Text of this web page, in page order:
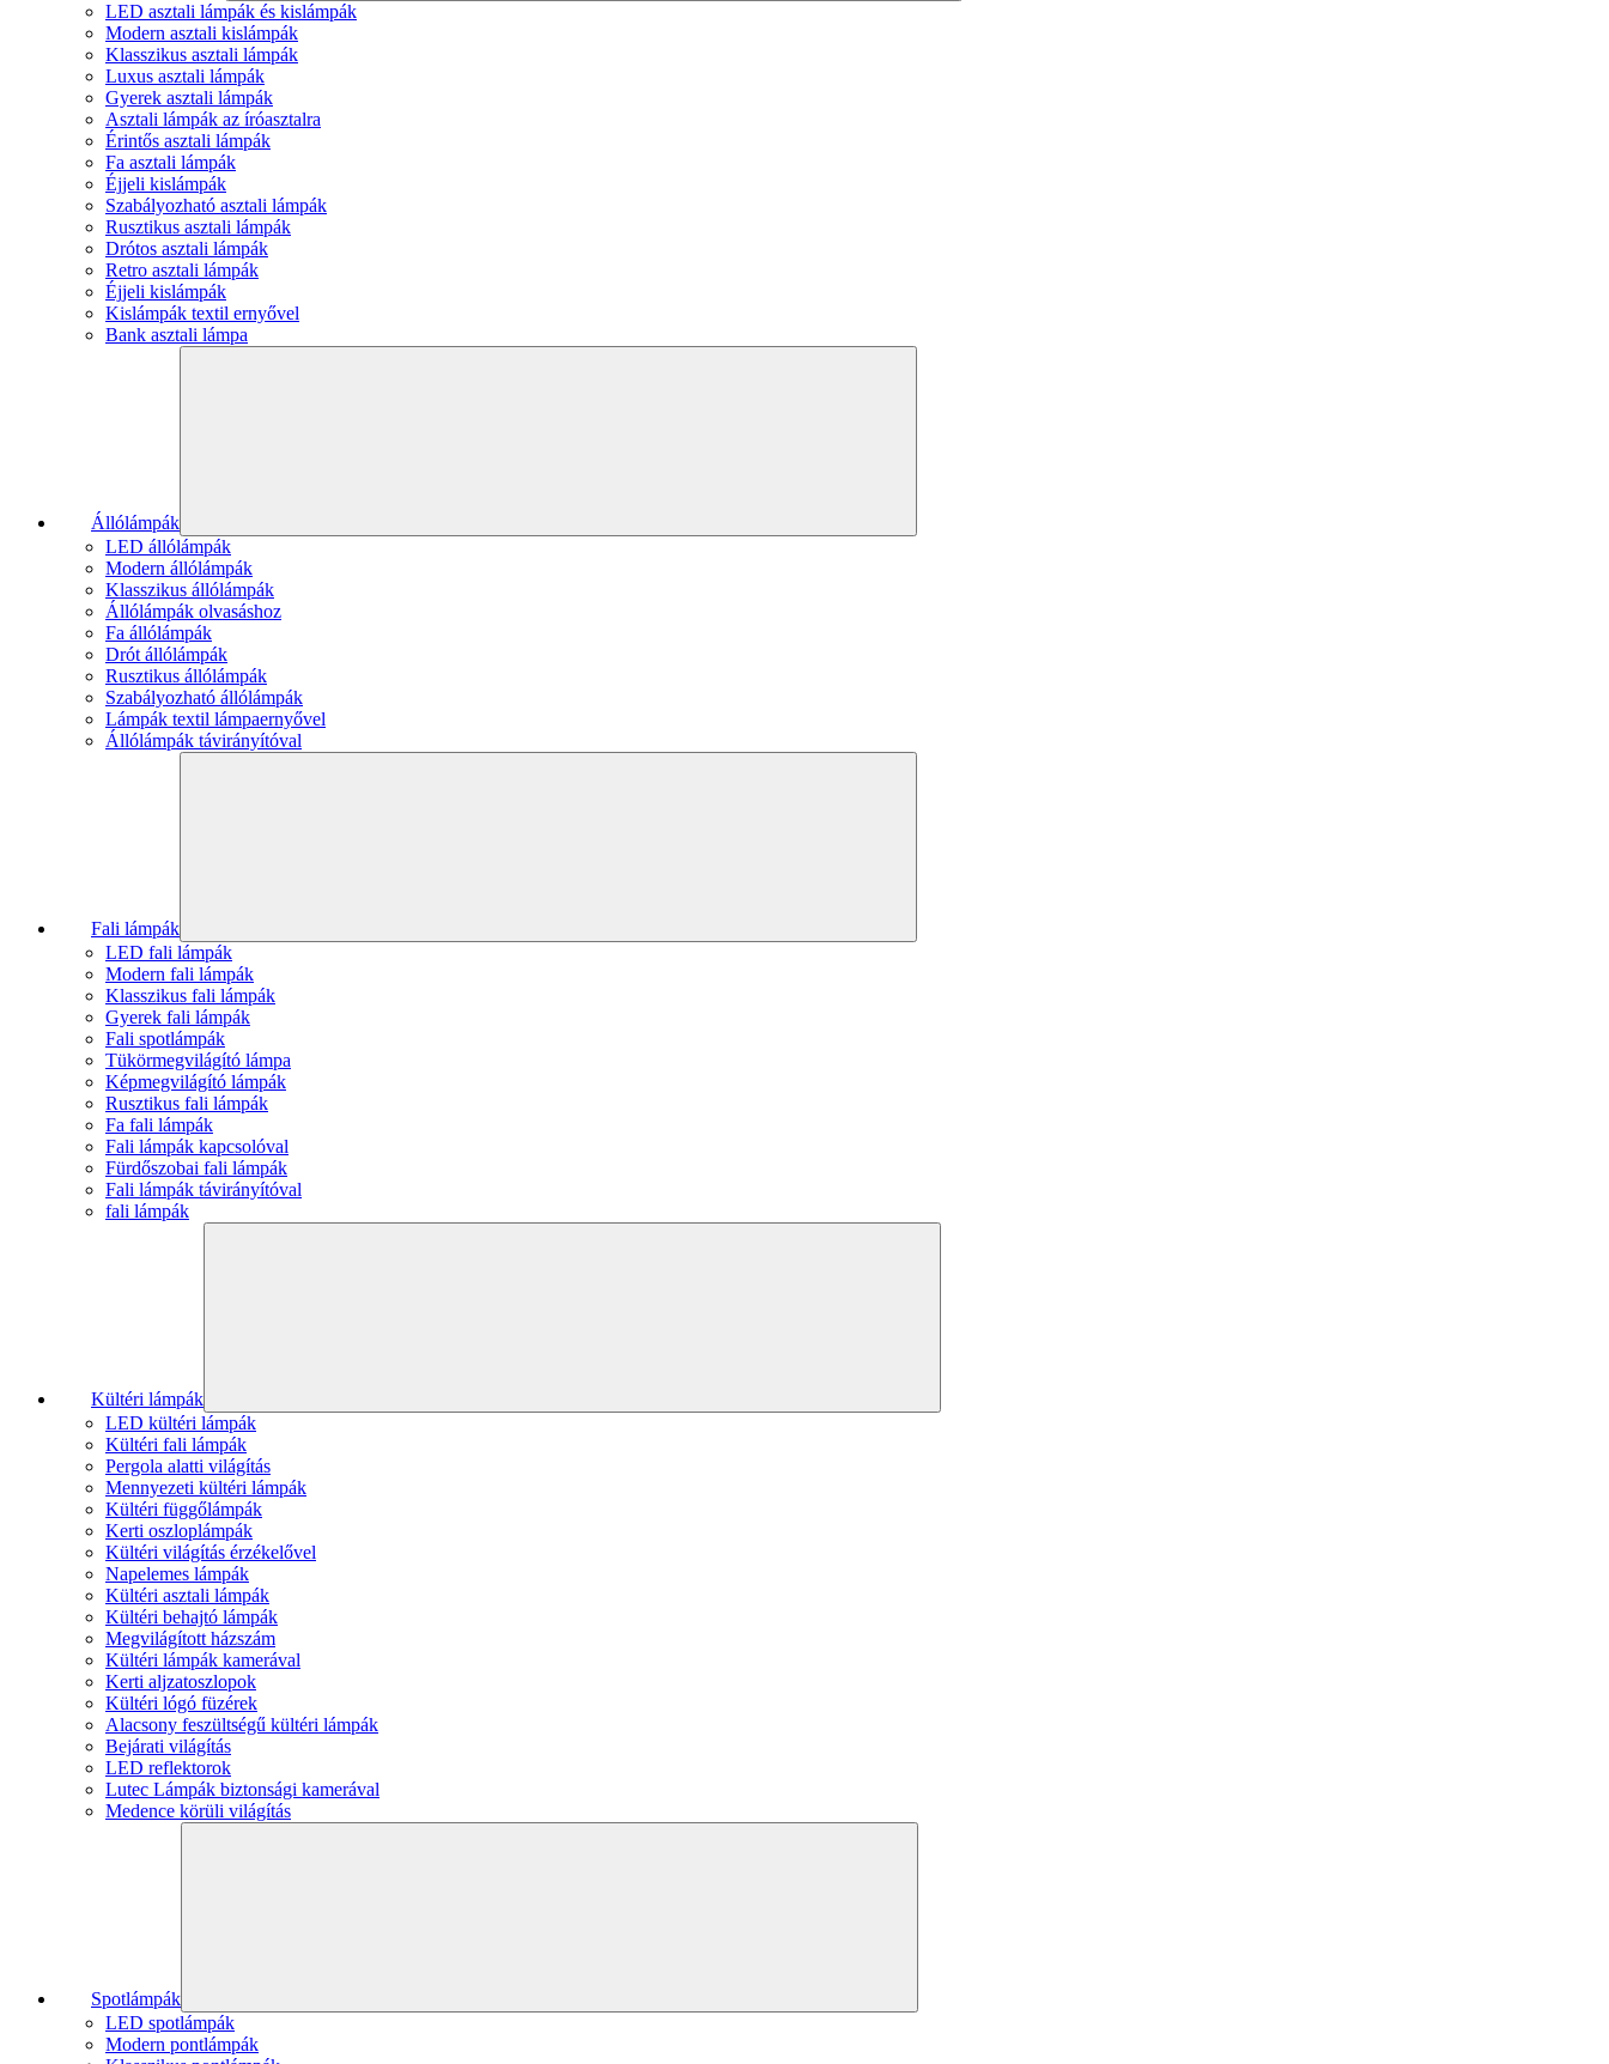
LED asztali lámpák és kislámpák
Modern asztali kislámpák
Klasszikus asztali lámpák
Luxus asztali lámpák
Gyerek asztali lámpák
Asztali lámpák az íróasztalra
Érintős asztali lámpák
Fa asztali lámpák
Éjjeli kislámpák
Szabályozható asztali lámpák
Rusztikus asztali lámpák
Drótos asztali lámpák
Retro asztali lámpák
Éjjeli kislámpák
Kislámpák textil ernyővel
Bank asztali lámpa
Állólámpák
LED állólámpák
Modern állólámpák
Klasszikus állólámpák
Állólámpák olvasáshoz
Fa állólámpák
Drót állólámpák
Rusztikus állólámpák
Szabályozható állólámpák
Lámpák textil lámpaernyővel
Állólámpák távirányítóval
Fali lámpák
LED fali lámpák
Modern fali lámpák
Klasszikus fali lámpák
Gyerek fali lámpák
Fali spotlámpák
Tükörmegvilágító lámpa
Képmegvilágító lámpák
Rusztikus fali lámpák
Fa fali lámpák
Fali lámpák kapcsolóval
Fürdőszobai fali lámpák
Fali lámpák távirányítóval
fali lámpák
Kültéri lámpák
LED kültéri lámpák
Kültéri fali lámpák
Pergola alatti világítás
Mennyezeti kültéri lámpák
Kültéri függőlámpák
Kerti oszloplámpák
Kültéri világítás érzékelővel
Napelemes lámpák
Kültéri asztali lámpák
Kültéri behajtó lámpák
Megvilágított házszám
Kültéri lámpák kamerával
Kerti aljzatoszlopok
Kültéri lógó füzérek
Alacsony feszültségű kültéri lámpák
Bejárati világítás
LED reflektorok
Lutec Lámpák biztonsági kamerával
Medence körüli világítás
Spotlámpák
LED spotlámpák
Modern pontlámpák